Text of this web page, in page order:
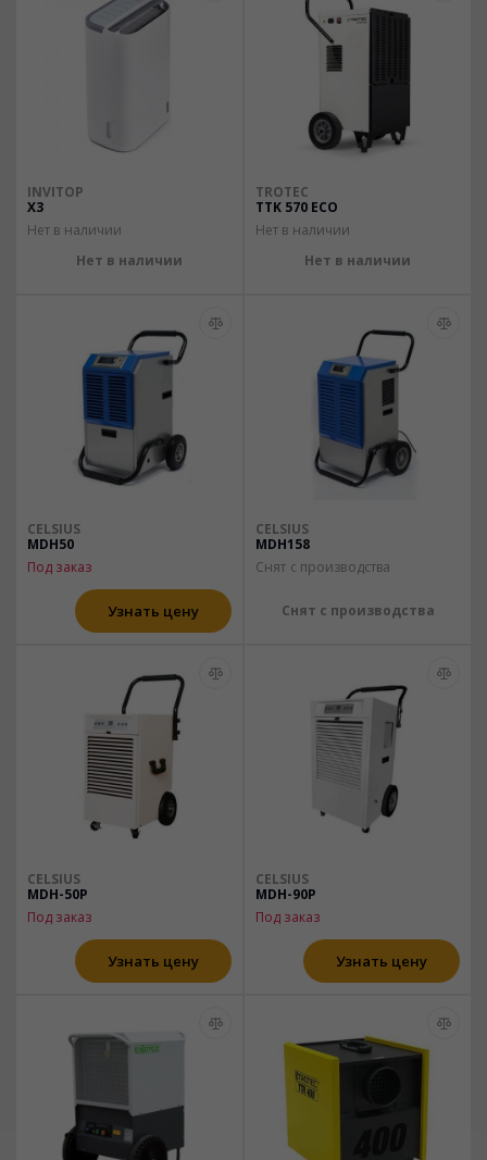
INVITOP
X3
Нет в наличии
Нет в наличии
TROTEC
TTK 570 ECO
Нет в наличии
Нет в наличии
CELSIUS
MDH50
Под заказ
Узнать цену
CELSIUS
MDH158
Снят с производства
Снят с производства
CELSIUS
MDH-50P
Под заказ
Узнать цену
CELSIUS
MDH-90P
Под заказ
Узнать цену